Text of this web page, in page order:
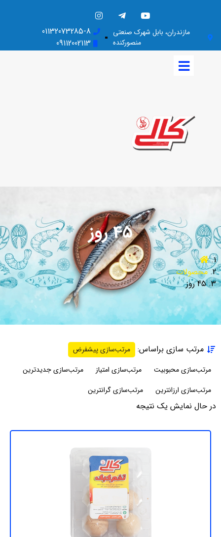
مازندران، بابل شهرک صنعتی
منصورکنده
01132073285-8
09112002113
45 روز
محصولات
45 روز
در حال نمایش یک نتیجه
مرتب سازی براساس:
مرتب‌سازی پیشفرض
مرتب‌سازی محبوبیت
مرتب‌سازی امتیاز
مرتب‌سازی جدیدترین
مرتب‌سازی ارزانترین
مرتب‌سازی گرانترین